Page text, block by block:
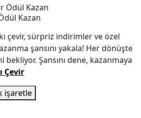
Kazan
çevir, sürpriz indirimler ve özel
şansını yakala! Her dönüşte
bekliyor. Şansını dene, kazanmaya
Çevir
işaretle